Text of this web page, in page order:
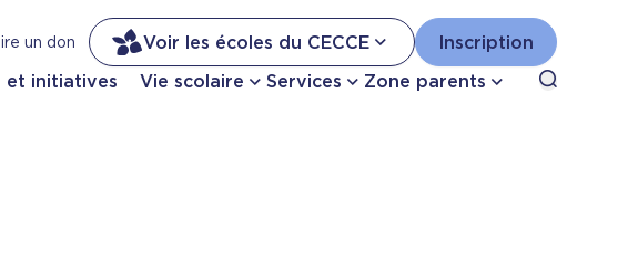
un don Voir les écoles du CECCE Inscription
et initiatives Vie scolaire Services Zone parents Open